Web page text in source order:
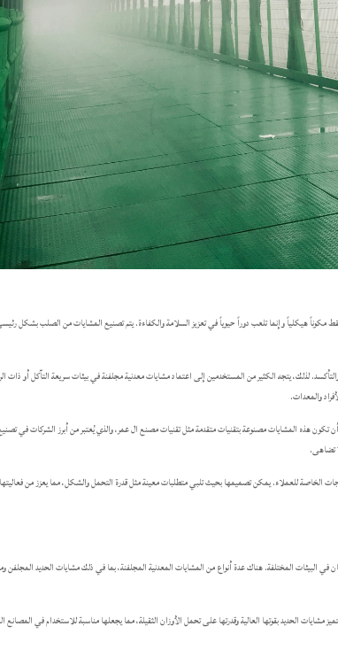
مكوناً هيكلياً وإنما تلعب دوراً حيوياً في تعزيز السلامة والكفاءة. يتم تصنيع المشايات من الصلب بشكل
لذلك، يتجه الكثير من المستخدمين إلى اعتماد مشايات معدنية مجلفنة في بيئات سريعة التآكل أو ذات
والمعدات.
تكون هذه المشايات مصنوعة بتقنيات متقدمة مثل تقنيات مصنع ال عمر، والذي يُعتبر من أبرز الشركات في
الخاصة للعملاء. يمكن تصميمها بحيث تلبي متطلبات معينة مثل قدرة التحمل والشكل، مما يعزز من
في البيئات المختلفة. هناك عدة أنواع من المشايات المعدنية المجلفنة، بما في ذلك مشايات الحديد المجلفن
الحديد بقوتها العالية وقدرتها على تحمل الأوزان الثقيلة، مما يجعلها مناسبة للاستخدام في المصانع